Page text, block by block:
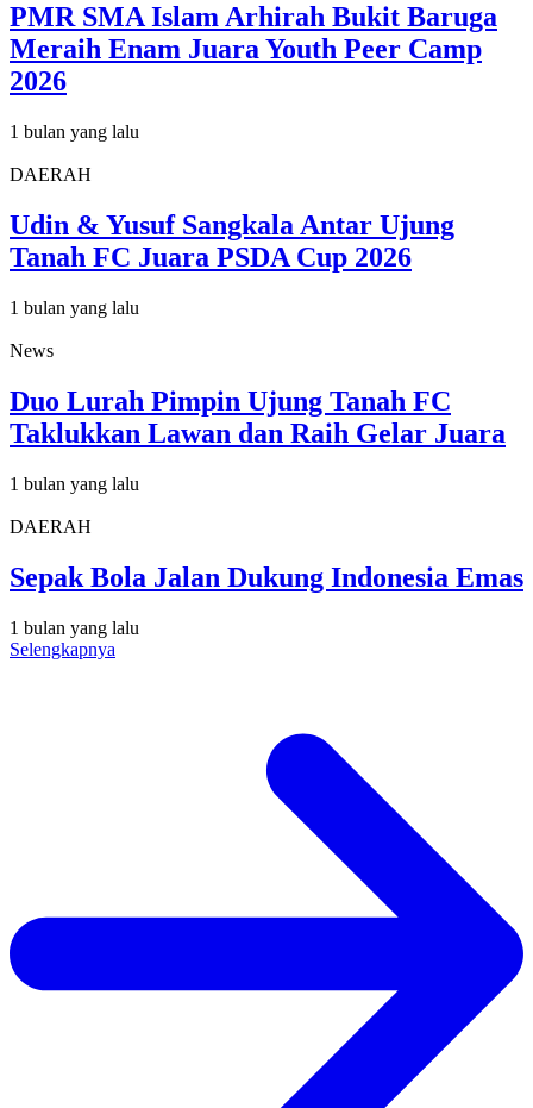
PMR SMA Islam Arhirah Bukit Baruga
Meraih Enam Juara Youth Peer Camp
2026
1 bulan yang lalu
DAERAH
Udin & Yusuf Sangkala Antar Ujung
Tanah FC Juara PSDA Cup 2026
1 bulan yang lalu
News
Duo Lurah Pimpin Ujung Tanah FC
Taklukkan Lawan dan Raih Gelar Juara
1 bulan yang lalu
DAERAH
Sepak Bola Jalan Dukung Indonesia Emas
1 bulan yang lalu
Selengkapnya